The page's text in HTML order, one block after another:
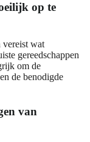
op te
vereist wat
gereedschappen
om de
de benodigde
van